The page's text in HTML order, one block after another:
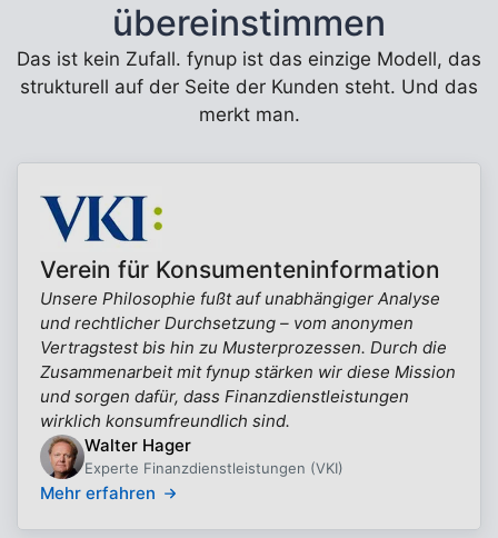
übereinstimmen
Das ist kein Zufall. fynup ist das einzige Modell, das
strukturell auf der Seite der Kunden steht. Und das
merkt man.
Verein für Konsumenteninformation
Unsere Philosophie fußt auf unabhängiger Analyse
und rechtlicher Durchsetzung – vom anonymen
Vertragstest bis hin zu Musterprozessen. Durch die
Zusammenarbeit mit fynup stärken wir diese Mission
und sorgen dafür, dass Finanzdienstleistungen
wirklich konsumfreundlich sind.
Walter Hager
Experte Finanzdienstleistungen (VKI)
Mehr erfahren